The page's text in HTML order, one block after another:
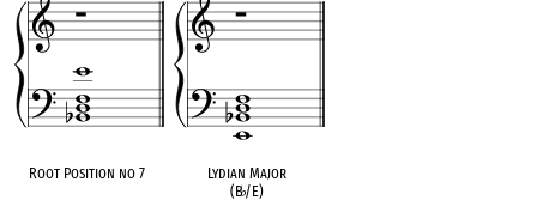
Root Position no 7
Lydian Major
(B♭/E)